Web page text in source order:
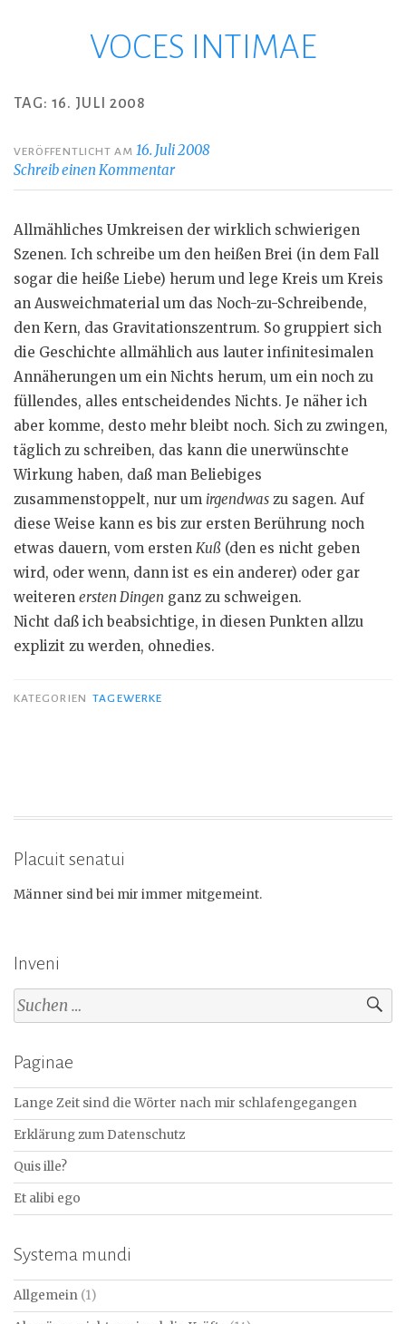
VOCES INTIMAE
TAG: 16. JULI 2008
VERÖFFENTLICHT AM16. Juli 2008
Schreib einen Kommentar
Allmähliches Umkreisen der wirklich schwierigen
Szenen. Ich schreibe um den heißen Brei (in dem Fall
sogar die heiße Liebe) herum und lege Kreis um Kreis
an Ausweichmaterial um das Noch-zu-Schreibende,
den Kern, das Gravitationszentrum. So gruppiert sich
die Geschichte allmählich aus lauter infinitesimalen
Annäherungen um ein Nichts herum, um ein noch zu
füllendes, alles entscheidendes Nichts. Je näher ich
aber komme, desto mehr bleibt noch. Sich zu zwingen,
täglich zu schreiben, das kann die unerwünschte
Wirkung haben, daß man Beliebiges
zusammenstoppelt, nur um irgendwas zu sagen. Auf
diese Weise kann es bis zur ersten Berührung noch
etwas dauern, vom ersten Kuß (den es nicht geben
wird, oder wenn, dann ist es ein anderer) oder gar
weiteren ersten Dingen ganz zu schweigen.
Nicht daß ich beabsichtige, in diesen Punkten allzu
explizit zu werden, ohnedies.
KATEGORIEN TAGEWERKE
Placuit senatui
Männer sind bei mir immer mitgemeint.
Inveni
Suchen
nach:
Paginae
Lange Zeit sind die Wörter nach mir schlafengegangen
Erklärung zum Datenschutz
Quis ille?
Et alibi ego
Systema mundi
Allgemein (1)